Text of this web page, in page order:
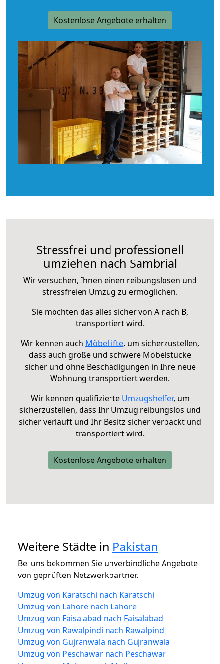
Kostenlose Angebote erhalten
Stressfrei und professionell
umziehen nach Sambrial
Wir versuchen, Ihnen einen reibungslosen und
stressfreien Umzug zu ermöglichen.
Sie möchten das alles sicher von A nach B,
transportiert wird.
Wir kennen auch Möbellifte, um sicherzustellen,
dass auch große und schwere Möbelstücke
sicher und ohne Beschädigungen in Ihre neue
Wohnung transportiert werden.
Wir kennen qualifizierte Umzugshelfer, um
sicherzustellen, dass Ihr Umzug reibungslos und
sicher verläuft und Ihr Besitz sicher verpackt und
transportiert wird.
Kostenlose Angebote erhalten
Weitere Städte in Pakistan
Bei uns bekommen Sie unverbindliche Angebote
von geprüften Netzwerkpartner.
Umzug von Karatschi nach Karatschi
Umzug von Lahore nach Lahore
Umzug von Faisalabad nach Faisalabad
Umzug von Rawalpindi nach Rawalpindi
Umzug von Gujranwala nach Gujranwala
Umzug von Peschawar nach Peschawar